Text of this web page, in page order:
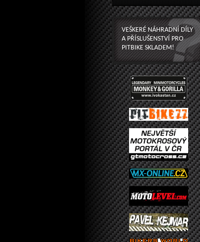
VEŠKERÉ NÁHRADNÍ DÍLY
A PŘÍSLUŠENSTVÍ PRO
PITBIKE SKLADEM!